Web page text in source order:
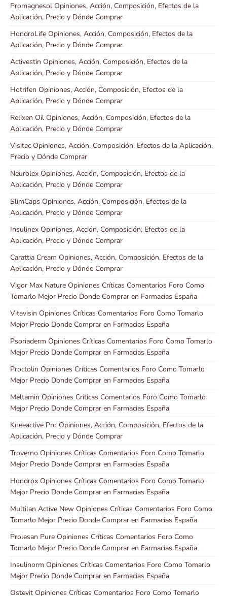
Promagnesol Opiniones, Acción, Composición, Efectos de la
Aplicación, Precio y Dónde Comprar
HondroLife Opiniones, Acción, Composición, Efectos de la
Aplicación, Precio y Dónde Comprar
Activestin Opiniones, Acción, Composición, Efectos de la
Aplicación, Precio y Dónde Comprar
Hotrifen Opiniones, Acción, Composición, Efectos de la
Aplicación, Precio y Dónde Comprar
Relixen Oil Opiniones, Acción, Composición, Efectos de la
Aplicación, Precio y Dónde Comprar
Visitec Opiniones, Acción, Composición, Efectos de la Aplicación,
Precio y Dónde Comprar
Neurolex Opiniones, Acción, Composición, Efectos de la
Aplicación, Precio y Dónde Comprar
SlimCaps Opiniones, Acción, Composición, Efectos de la
Aplicación, Precio y Dónde Comprar
Insulinex Opiniones, Acción, Composición, Efectos de la
Aplicación, Precio y Dónde Comprar
Carattia Cream Opiniones, Acción, Composición, Efectos de la
Aplicación, Precio y Dónde Comprar
Vigor Max Nature Opiniones Críticas Comentarios Foro Como
Tomarlo Mejor Precio Donde Comprar en Farmacias España
Vitavisin Opiniones Críticas Comentarios Foro Como Tomarlo
Mejor Precio Donde Comprar en Farmacias España
Psoriaderm Opiniones Críticas Comentarios Foro Como Tomarlo
Mejor Precio Donde Comprar en Farmacias España
Proctolin Opiniones Críticas Comentarios Foro Como Tomarlo
Mejor Precio Donde Comprar en Farmacias España
Meltamin Opiniones Críticas Comentarios Foro Como Tomarlo
Mejor Precio Donde Comprar en Farmacias España
Kneeactive Pro Opiniones, Acción, Composición, Efectos de la
Aplicación, Precio y Dónde Comprar
Troverno Opiniones Críticas Comentarios Foro Como Tomarlo
Mejor Precio Donde Comprar en Farmacias España
Hondrox Opiniones Críticas Comentarios Foro Como Tomarlo
Mejor Precio Donde Comprar en Farmacias España
Multilan Active New Opiniones Críticas Comentarios Foro Como
Tomarlo Mejor Precio Donde Comprar en Farmacias España
Prolesan Pure Opiniones Críticas Comentarios Foro Como
Tomarlo Mejor Precio Donde Comprar en Farmacias España
Insulinorm Opiniones Críticas Comentarios Foro Como Tomarlo
Mejor Precio Donde Comprar en Farmacias España
Ostevit Opiniones Críticas Comentarios Foro Como Tomarlo